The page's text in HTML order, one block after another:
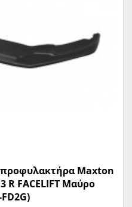
Maxton
R FACELIFT Μαύρο